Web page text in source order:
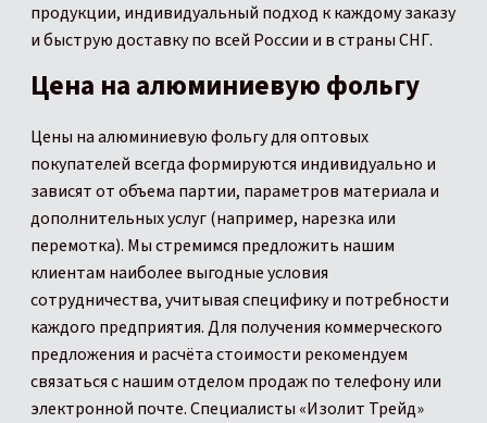
продукции, индивидуальный подход к каждому заказу
и быструю доставку по всей России и в страны СНГ.
Цена на алюминиевую фольгу
Цены на алюминиевую фольгу для оптовых
покупателей всегда формируются индивидуально и
зависят от объема партии, параметров материала и
дополнительных услуг (например, нарезка или
перемотка). Мы стремимся предложить нашим
клиентам наиболее выгодные условия
сотрудничества, учитывая специфику и потребности
каждого предприятия. Для получения коммерческого
предложения и расчёта стоимости рекомендуем
связаться с нашим отделом продаж по телефону или
электронной почте. Специалисты «Изолит Трейд»